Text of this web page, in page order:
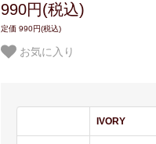
990円(税込)
定価 990円(税込)
お気に入り
IVORY